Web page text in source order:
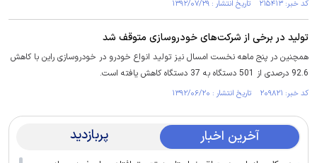
کد خبر: ۲۱۵۴۱۳ تاریخ انتشار : ۱۳۹۲/۰۷/۲۹
تولید در برخی از شرکت‌های خودروسازی متوقف شد
همچنین در پنج ماهه نخست امسال نیز تولید انواع خودرو در خودروسازی راین با کاهش
92.6 درصدی از 501 دستگاه به 37 دستگاه کاهش یافته است.
کد خبر: ۲۰۹۸۲۱ تاریخ انتشار : ۱۳۹۲/۰۶/۲۰
آخرین اخبار پربازدید